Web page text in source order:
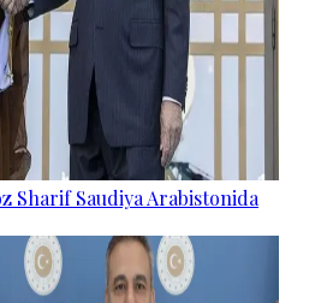
Sharif Saudiya Arabistonida